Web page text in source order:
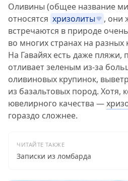
Оливины (общее название
относятся хризолиты
, они
встречаются в природе
во многих странах на разных
На Гавайях есть даже пляжи,
отливает зеленым из-за
оливиновых крупинок,
из базальтовых пород. Хотя,
ювелирного качества —
гораздо сложнее.
ЧИТАЙТЕ ТАКЖЕ
Записки из ломбарда